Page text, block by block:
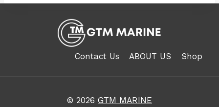
Contact Us ABOUT US Shop
© 2026 GTM MARINE